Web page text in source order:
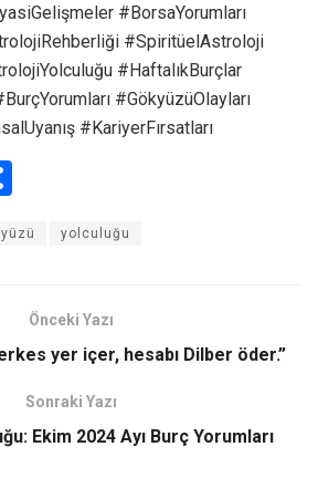
#BorsaYorumları
#SpiritüelAstroloji
#HaftalıkBurçlar
#GökyüzüOlayları
#KariyerFırsatları
ar
yolculuğu
Önceki Yazı
yer içer, hesabı Dilber öder.”
Sonraki Yazı
Ekim 2024 Ayı Burç Yorumları